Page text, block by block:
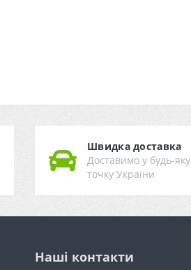
Швидка доставка
Доставимо у будь-яку
точку України
Наші контакти